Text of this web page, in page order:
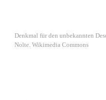
Denkmal für den unbekannten
Nolte. Wikimedia Commons